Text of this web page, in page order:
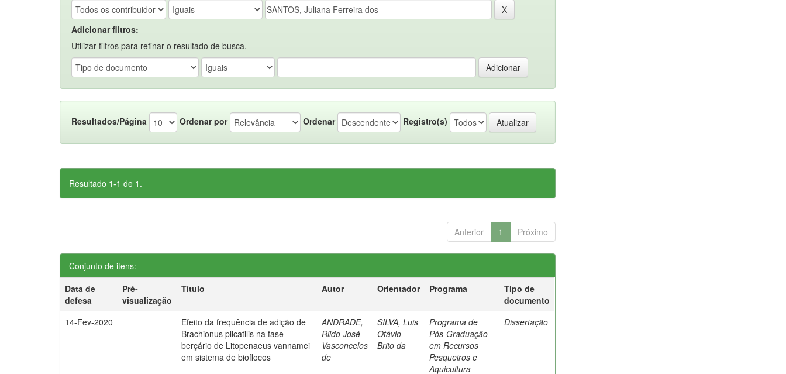
Adicionar filtros:
Utilizar filtros para refinar o resultado de busca.
Resultados/Página Ordenar por Ordenar Registro(s)
Resultado 1-1 de 1.
Anterior 1 Próximo
Conjunto de itens:
Data de
defesa
Pré-
visualização
Título Autor Orientador Programa
Tipo de
documento
14-Fev-2020
Efeito da frequência de adição de
Brachionus plicatilis na fase
berçário de Litopenaeus vannamei
em sistema de bioflocos
ANDRADE,
Rildo José
Vasconcelos
de
SILVA, Luis
Otávio
Brito da
Programa de
Pós-Graduação
em Recursos
Pesqueiros e
Aquicultura
Dissertação